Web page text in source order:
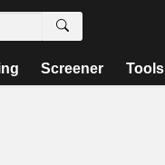
Screener Tools